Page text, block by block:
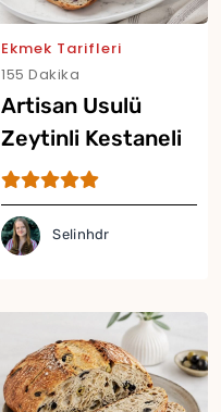
Ekmek Tarifleri
155 Dakika
Artisan Usulü
Zeytinli Kestaneli
Ekmek Tarifi
Selinhdr